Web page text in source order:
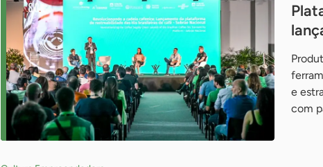
e
com